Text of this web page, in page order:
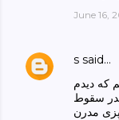
June 16,
s said…
که دیدم
سقوط
مدرن